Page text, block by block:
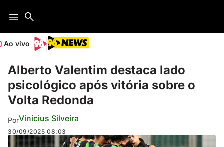
Ao vivo
Alberto Valentim destaca lado
psicológico após vitória sobre o
Volta Redonda
PorVinícius Silveira
30/09/2025 08:03